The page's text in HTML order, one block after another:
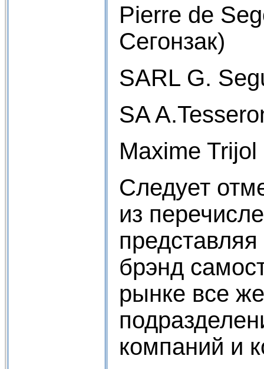
Pierre de
Сегонзак)
SARL G.
SA
Maxime
Следует
из
брэнд
рынке все
компаний и